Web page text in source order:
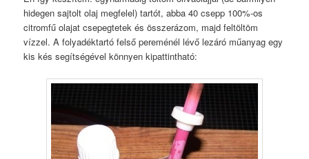
hidegen sajtolt olaj megfelel) tartót, abba 40 csepp 100%-os
citromfű olajat csepegtetek és összerázom, majd feltöltöm
vízzel. A folyadéktartó felső pereménél lévő lezáró műanyag egy
kis kés segítségével könnyen kipattintható: